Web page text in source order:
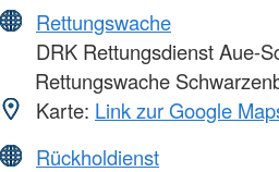
Rettungswache
DRK Rettungsdienst Aue-
Rettungswache
Karte: Link zur Google
Rückholdienst